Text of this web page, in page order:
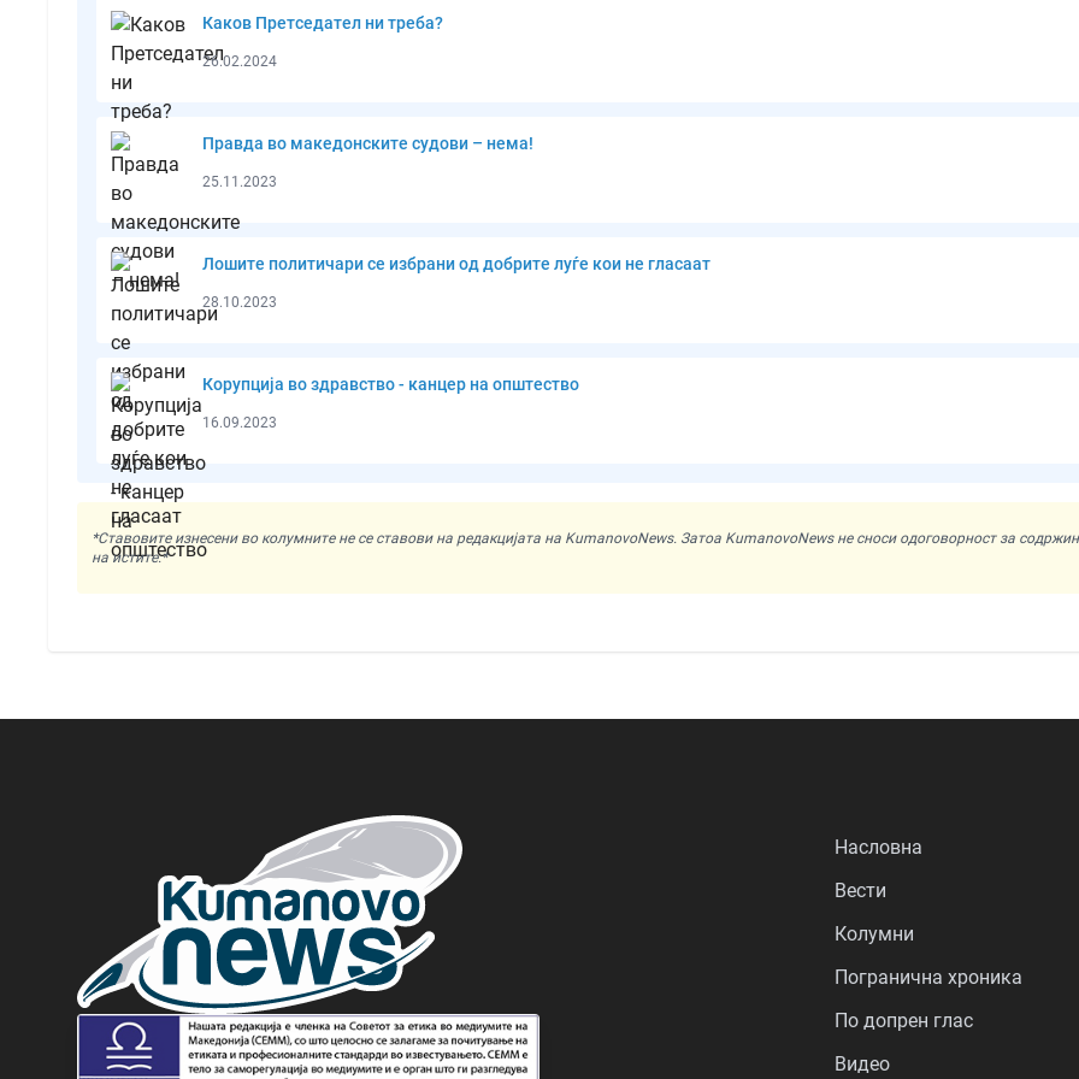
Каков Претседател ни треба?
26.02.2024
Правда во македонските судови – нема!
25.11.2023
Лошите политичари се избрани од добрите луѓе кои не гласаат
28.10.2023
Корупција во здравство - канцер на општество
16.09.2023
*Ставовите изнесени во колумните не се ставови на редакцијата на KumanovoNews. Затоа KumanovoNews не сноси одоговорност за
на истите.*
Насловна
Вести
Колумни
Погранична хроника
По допрен глас
Видео